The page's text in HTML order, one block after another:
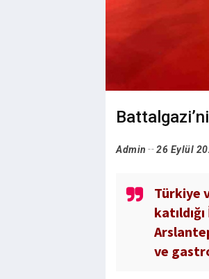
Admin 26 Eylül
Türkiye
ve